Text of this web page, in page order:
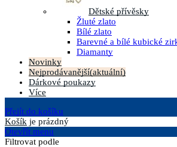
Dětské přívěsky
Žluté zlato
Bílé zlato
Barevné a bílé kubické
Diamanty
Novinky
Nejprodávanější(aktuální)
Dárkové poukazy
Více
Přejít do košíku
Košík je prázdný
Otevřít menu
Filtrovat podle